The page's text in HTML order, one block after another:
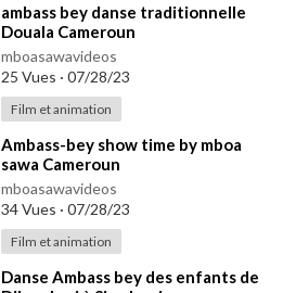
⁣ambass bey danse traditionnelle
Douala Cameroun
mboasawavideos
25 Vues · 07/28/23
Film et animation
⁣Ambass-bey show time by mboa
sawa Cameroun
mboasawavideos
34 Vues · 07/28/23
Film et animation
⁣Danse Ambass bey des enfants de